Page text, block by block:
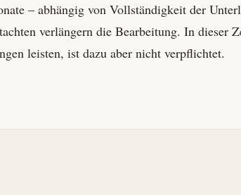
– abhängig von Vollständigkeit der
verlängern die Bearbeitung. In dieser
leisten, ist dazu aber nicht verpflichtet.